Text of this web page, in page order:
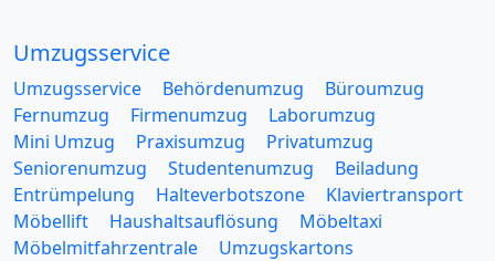
Umzugsservice
Umzugsservice Behördenumzug
Büroumzug
Fernumzug
Firmenumzug
Laborumzug
Mini Umzug
Praxisumzug
Privatumzug
Seniorenumzug
Studentenumzug
Beiladung
Entrümpelung
Halteverbotszone
Klaviertransport
Möbellift
Haushaltsauflösung
Möbeltaxi
Möbelmitfahrzentrale
Umzugskartons